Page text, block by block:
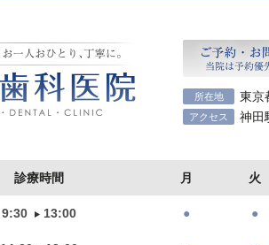
所在地 東京
アクセス 神田
診療時間 月 火
9:30 13:00 ● ●